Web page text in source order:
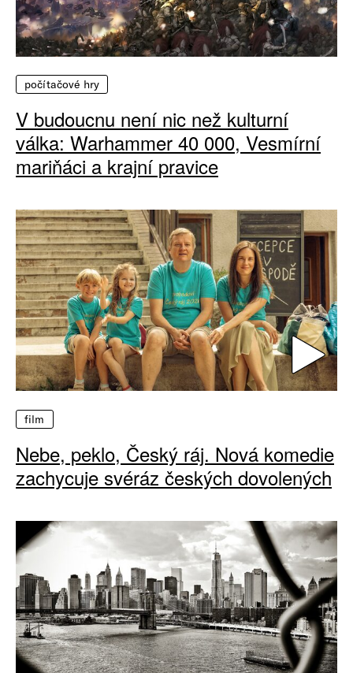
počítačové hry
V budoucnu není nic než kulturní
válka: Warhammer 40 000, Vesmírní
mariňáci a krajní pravice
film
Nebe, peklo, Český ráj. Nová komedie
zachycuje svéráz českých dovolených